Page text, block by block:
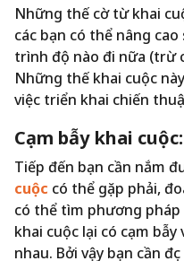
Những thế cờ từ khai
các bạn có thể nâng
trình độ nào đi nữa (trừ
Những thế khai cuộc
việc triển khai chiến
Cạm bẫy khai cuộc:
Tiếp đến bạn cần nắm
cuộc có thể gặp phải,
có thể tìm phương pháp
khai cuộc lại có cạm
nhau. Bởi vậy bạn cần